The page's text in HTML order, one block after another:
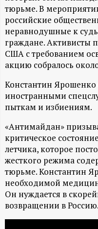
и
н
ф
о
р
м
а
ц
и
о
тюрьме. В
российские
неравнодушные к
граждане. Активисты
США с требованием
акцию собралось
Константин Ярошенко
иностранными
пыткам и избиениям.
«Антимайдан»
критическое
летчика, которое
жесткого режима
тюрьме. Константин
необходимой
Он нуждается в
возвращении в Россию.